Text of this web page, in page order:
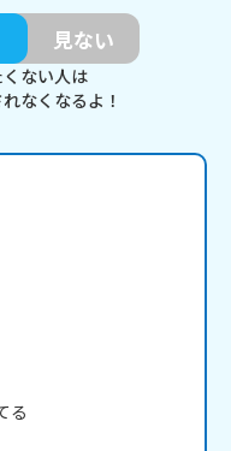
見ない
ない人は
なくなるよ！
る